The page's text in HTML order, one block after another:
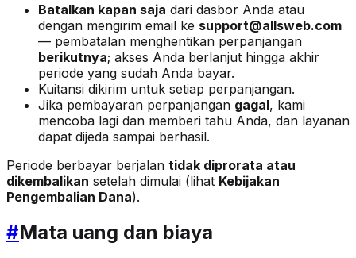
Batalkan kapan saja dari dasbor Anda atau
dengan mengirim email ke support@allsweb.com
— pembatalan menghentikan perpanjangan
berikutnya; akses Anda berlanjut hingga akhir
periode yang sudah Anda bayar.
Kuitansi dikirim untuk setiap perpanjangan.
Jika pembayaran perpanjangan gagal, kami
mencoba lagi dan memberi tahu Anda, dan layanan
dapat dijeda sampai berhasil.
Periode berbayar berjalan tidak diprorata atau
dikembalikan setelah dimulai (lihat Kebijakan
Pengembalian Dana).
#Mata uang dan biaya